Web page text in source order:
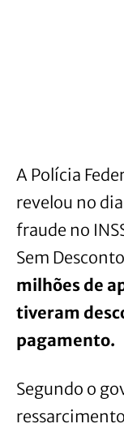
A Polícia
revelou no
fraude no
Sem
milhões de
tiveram
pagamento.
Segundo o